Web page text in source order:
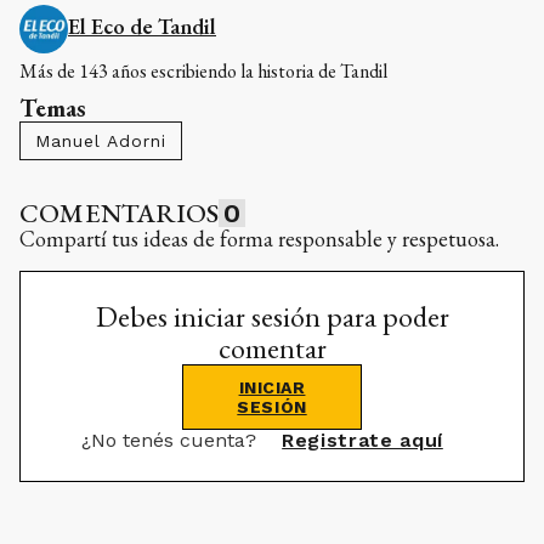
El Eco de Tandil
Más de 143 años escribiendo la historia de Tandil
Temas
Manuel Adorni
COMENTARIOS 0
Compartí tus ideas de forma responsable y respetuosa.
Debes iniciar sesión para poder
comentar
INICIAR
SESIÓN
¿No tenés cuenta? Registrate aquí